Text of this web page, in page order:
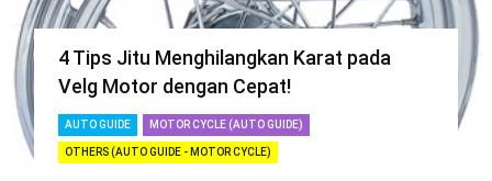
4 Tips Jitu Menghilangkan Karat pada
Velg Motor dengan Cepat!
AUTO GUIDE MOTOR CYCLE (AUTO GUIDE)
OTHERS (AUTO GUIDE - MOTOR CYCLE)